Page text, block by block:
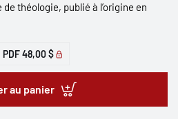
théologie, publié à l’origine en
PDF48,00 $
au panier